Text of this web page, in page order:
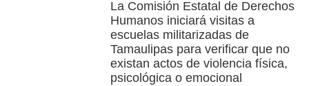
La Comisión Estatal de Derechos
Humanos iniciará visitas a
escuelas militarizadas de
Tamaulipas para verificar que no
existan actos de violencia física,
psicológica o emocional